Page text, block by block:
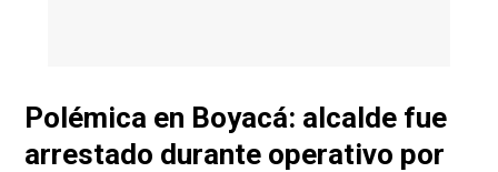
Polémica en Boyacá: alcalde fue
arrestado durante operativo por